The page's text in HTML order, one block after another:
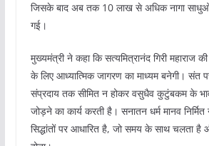
जिसके बाद अब तक 10 लाख से अधिक नागा साधुओं
गई।
मुख्यमंत्री ने कहा कि सत्यमित्रानंद गिरी महाराज की
के लिए आध्यात्मिक जागरण का माध्यम बनेगी। संत
संप्रदाय तक सीमित न होकर वसुधैव कुटुंबकम के
जोड़ने का कार्य करती है। सनातन धर्म मानव
सिद्धांतों पर आधारित है, जो समय के साथ चलता है